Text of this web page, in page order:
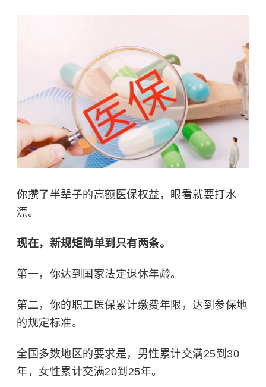
你攒了半辈子的高额医保权益，眼看就要打水
漂。
现在，新规矩简单到只有两条。
第一，你达到国家法定退休年龄。
第二，你的职工医保累计缴费年限，达到参保地
的规定标准。
全国多数地区的要求是，男性累计交满25到30
年，女性累计交满20到25年。